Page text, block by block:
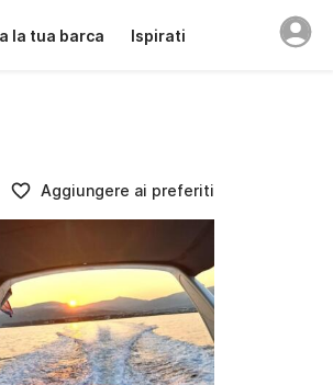
la tua barca Ispirati
Aggiungere ai preferiti